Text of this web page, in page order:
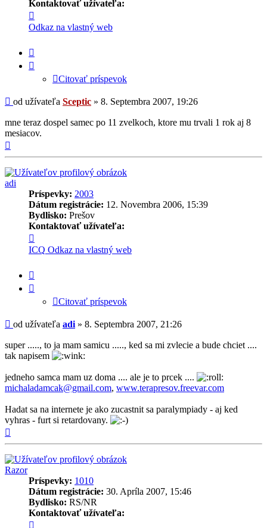
Kontaktovať užívateľa:
informácie
užívateľa
Sceptic
Odkaz na vlastný web
Citovať príspevok
Príspevok
od užívateľa Sceptic » 8. Septembra 2007, 19:26
mne teraz dospel samec po 11 zvelkoch, ktore mu trvali 1 rok aj 8
mesiacov.
adi
Príspevky: 2003
Dátum registrácie: 12. Novembra 2006, 15:39
Bydlisko: Prešov
Kontaktovať užívateľa:
informácie
užívateľa
adi
ICQ Odkaz na vlastný web
Citovať príspevok
Príspevok
od užívateľa adi » 8. Septembra 2007, 21:26
super ....., to ja mam samicu ....., ked sa mi zvlecie a bude chciet ....
tak napisem
jedneho samca mam uz doma .... ale je to prcek ....
michaladamcak@gmail.com, www.terapresov.freevar.com
Hadat sa na internete je ako zucastnit sa paralympiady - aj ked
vyhras - furt si retardovany.
Razor
Príspevky: 1010
Dátum registrácie: 30. Apríla 2007, 15:46
Bydlisko: RS/NR
Kontaktovať užívateľa: